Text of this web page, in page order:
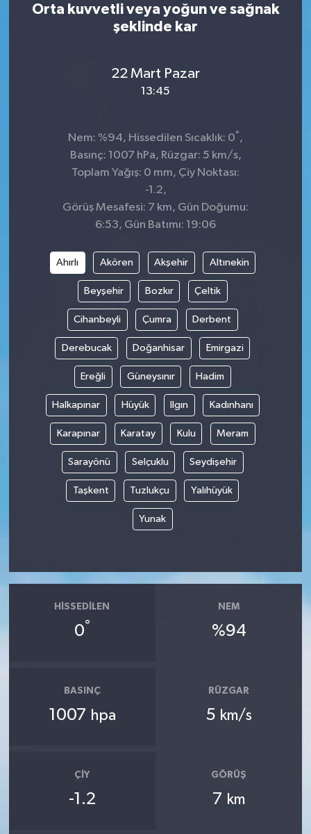
Orta kuvvetli veya yoğun ve sağnak
şeklinde kar
22 Mart Pazar
13:45
Nem: %94, Hissedilen Sıcaklık: 0° ,
Basınç: 1007 hPa, Rüzgar: 5 km/s,
Toplam Yağış: 0 mm, Çiy Noktası:
-1.2,
Görüş Mesafesi: 7 km, Gün Doğumu:
6:53, Gün Batımı: 19:06
Ahırlı Akören Akşehir Altınekin
Beyşehir Bozkır Çeltik
Cihanbeyli Çumra Derbent
Derebucak Doğanhisar Emirgazi
Ereğli Güneysınır Hadim
Halkapınar Hüyük Ilgın Kadınhanı
Karapınar Karatay Kulu Meram
Sarayönü Selçuklu Seydişehir
Taşkent Tuzlukçu Yalıhüyük
Yunak
HISSEDILEN
0°
NEM
%94
BASINÇ
1007 hpa
RÜZGAR
5 km/s
ÇIY
-1.2
GÖRÜŞ
7 km